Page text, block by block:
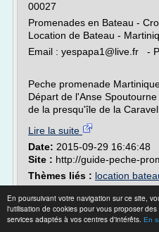
En poursuivant votre navigation sur ce site,
l'utilisation de cookies pour vous proposer
services adaptés à vos centres d'intérêts. En
00027
Promenades en Bateau -
Location de Bateau -
Email : yespapa1@live.fr -
Peche promenade
Départ de l'Anse
de la presqu'île de la
Lire la suite
Date: 2015-09-29 16:46:48
Site : http://guide-peche-
Thèmes liés : location
/
particulier/bateau peche mer
bateau particulier